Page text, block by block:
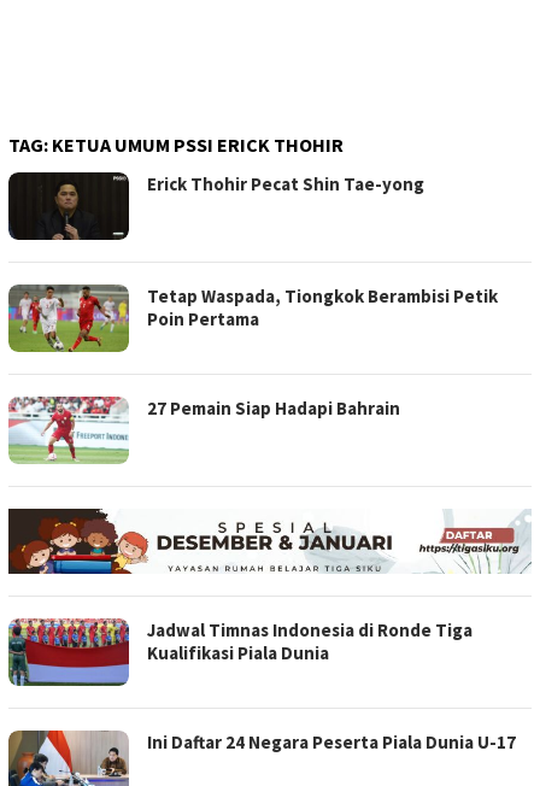
TAG: KETUA UMUM PSSI ERICK THOHIR
Erick Thohir Pecat Shin Tae-yong
Tetap Waspada, Tiongkok Berambisi Petik
Poin Pertama
27 Pemain Siap Hadapi Bahrain
Jadwal Timnas Indonesia di Ronde Tiga
Kualifikasi Piala Dunia
Ini Daftar 24 Negara Peserta Piala Dunia U-17